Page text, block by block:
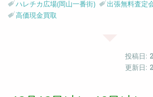
ハレチカ広場(岡山一番街) 出張無料査定
高価現金買取
投稿日:
更新日: